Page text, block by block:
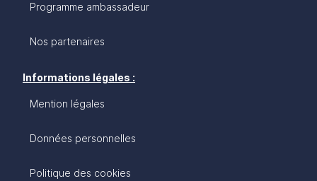
Programme ambassadeur
Nos partenaires
Informations légales :
Mention légales
Données personnelles
Politique des cookies